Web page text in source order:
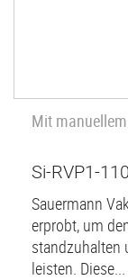
Mit
Si-RVP1-
Sauermann
erprobt, um
standzuhalten
leisten. Diese...